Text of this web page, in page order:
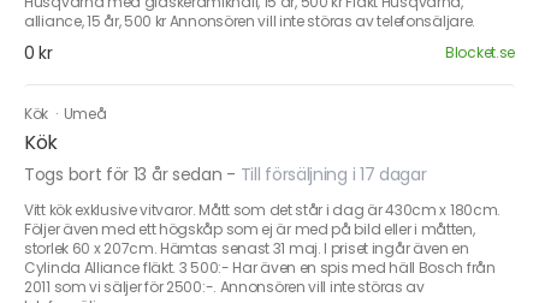
alliance, 15 år, 500 kr Annonsören vill inte störas av telefonsäljare.
0 kr Blocket.se
Kök · Umeå
Kök
Togs bort för 13 år sedan - Till försäljning i 17 dagar
Vitt kök exklusive vitvaror. Mått som det står i dag är 430cm x 180cm.
Följer även med ett högskåp som ej är med på bild eller i måtten,
storlek 60 x 207cm. Hämtas senast 31 maj. I priset ingår även en
Cylinda Alliance fläkt. 3 500:- Har även en spis med häll Bosch från
2011 som vi säljer för 2500:-. Annonsören vill inte störas av